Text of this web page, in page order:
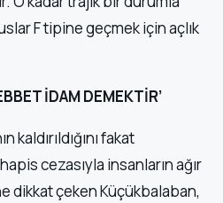
F tipine geçmek için açlık
İDAM DEMEKTİR’
kaldırıldığını fakat
cezasıyla insanların ağır
dikkat çeken Küçükbalaban,